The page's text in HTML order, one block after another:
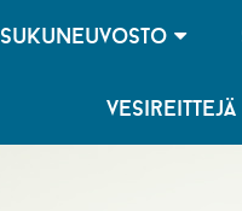
sukuneuvosto
vesireittejä